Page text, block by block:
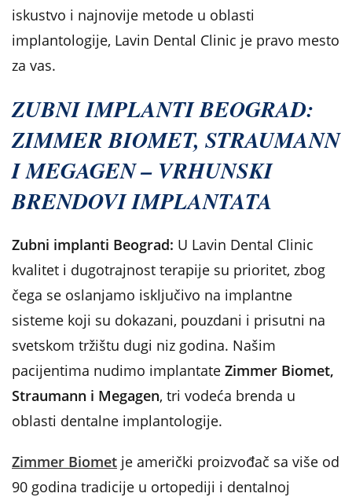
iskustvo i najnovije metode u oblasti
implantologije, Lavin Dental Clinic je pravo mesto
za vas.
ZUBNI IMPLANTI BEOGRAD:
ZIMMER BIOMET, STRAUMANN
I MEGAGEN – VRHUNSKI
BRENDOVI IMPLANTATA
Zubni implanti Beograd: U Lavin Dental Clinic
kvalitet i dugotrajnost terapije su prioritet, zbog
čega se oslanjamo isključivo na implantne
sisteme koji su dokazani, pouzdani i prisutni na
svetskom tržištu dugi niz godina. Našim
pacijentima nudimo implantate Zimmer Biomet,
Straumann i Megagen, tri vodeća brenda u
oblasti dentalne implantologije.
Zimmer Biomet je američki proizvođač sa više od
90 godina tradicije u ortopediji i dentalnoj